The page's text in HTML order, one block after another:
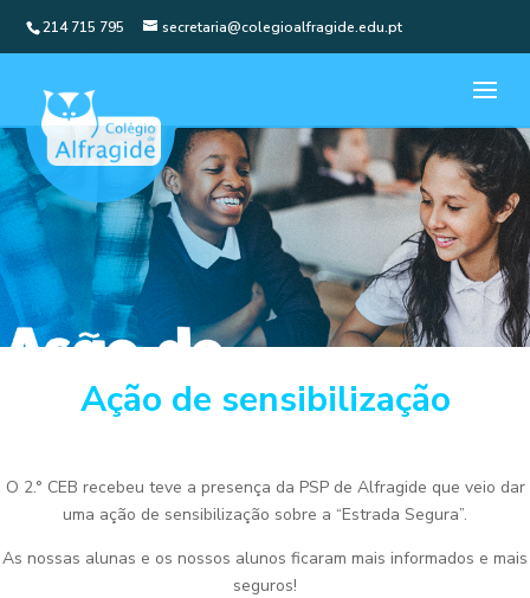
214 715 795 secretaria@colegioalfragide.edu.pt
Ação de sensibilização
O 2.° CEB recebeu teve a presença da PSP de Alfragide que veio dar
uma ação de sensibilização sobre a “Estrada Segura”.
As nossas alunas e os nossos alunos ficaram mais informados e mais
seguros!